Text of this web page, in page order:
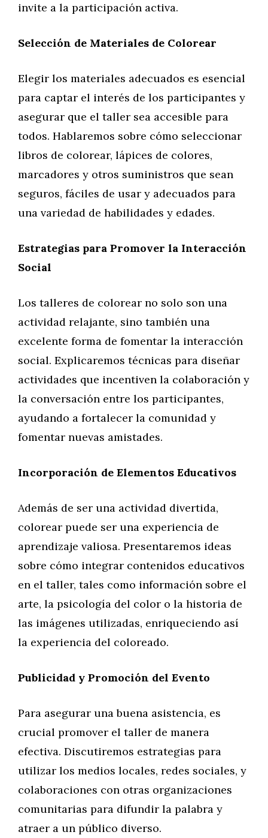
invite a la participación activa.
Selección de Materiales de Colorear
Elegir los materiales adecuados es esencial
para captar el interés de los participantes y
asegurar que el taller sea accesible para
todos. Hablaremos sobre cómo seleccionar
libros de colorear, lápices de colores,
marcadores y otros suministros que sean
seguros, fáciles de usar y adecuados para
una variedad de habilidades y edades.
Estrategias para Promover la Interacción
Social
Los talleres de colorear no solo son una
actividad relajante, sino también una
excelente forma de fomentar la interacción
social. Explicaremos técnicas para diseñar
actividades que incentiven la colaboración y
la conversación entre los participantes,
ayudando a fortalecer la comunidad y
fomentar nuevas amistades.
Incorporación de Elementos Educativos
Además de ser una actividad divertida,
colorear puede ser una experiencia de
aprendizaje valiosa. Presentaremos ideas
sobre cómo integrar contenidos educativos
en el taller, tales como información sobre el
arte, la psicología del color o la historia de
las imágenes utilizadas, enriqueciendo así
la experiencia del coloreado.
Publicidad y Promoción del Evento
Para asegurar una buena asistencia, es
crucial promover el taller de manera
efectiva. Discutiremos estrategias para
utilizar los medios locales, redes sociales, y
colaboraciones con otras organizaciones
comunitarias para difundir la palabra y
atraer a un público diverso.